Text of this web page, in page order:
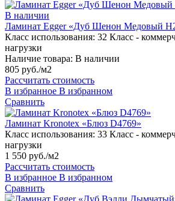
В наличии
Ламинат Egger «Дуб Шенон Медовый
Класс использования: 32 Класс -
нагрузки
Наличие товара: В наличии
805 руб./м2
Рассчитать стоимость
В избранное В избранном
Сравнить
Ламинат Kronotex «Блюз D4769»
Класс использования: 33 Класс -
нагрузки
1 550 руб./м2
Рассчитать стоимость
В избранное В избранном
Сравнить